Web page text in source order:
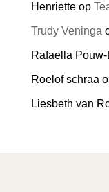
Henrietteop
Trudy Veninga
Rafaella
Roelof schraa
Liesbeth van